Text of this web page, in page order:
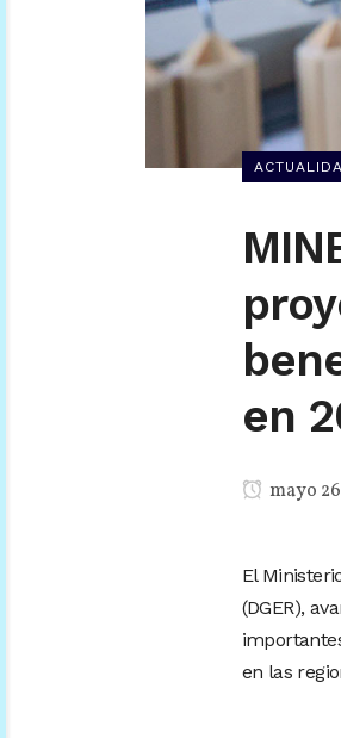
en
mayo
El
(DGER),
en las